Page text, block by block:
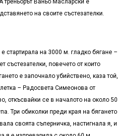
треньорът Ваньо Масларски е
на своите състезателки.
стартирала на 3000 м. гладко бягане –
състезателки, повечето от които
е започнало убийствено, каза той,
– Радосвета Симеонова от
откъсвайки се в началото на около 50
Три обиколки преди края на бягането
своята съперничка, настигнала я, и